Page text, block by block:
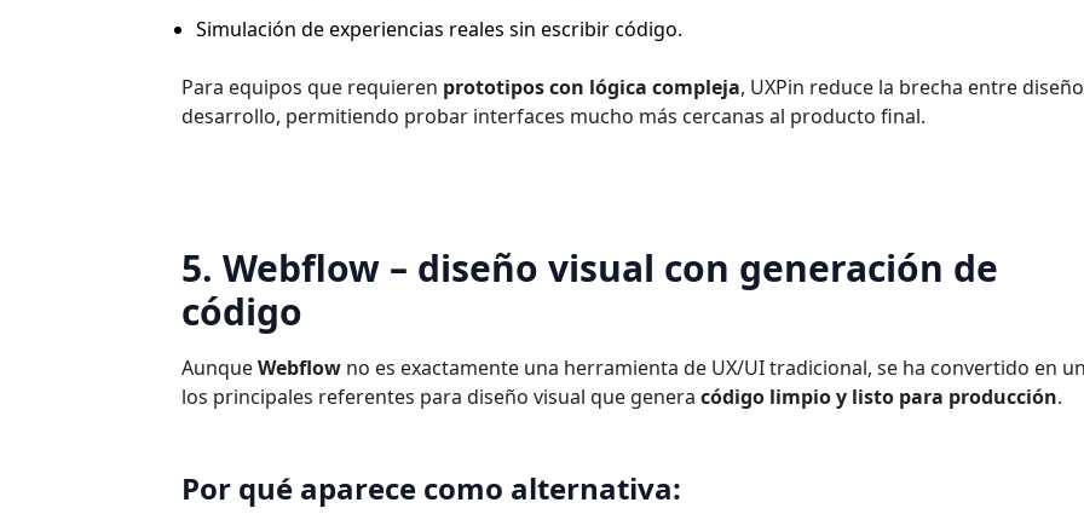
Simulación de experiencias reales sin escribir código.
Para equipos que requieren prototipos con lógica compleja, UXPin reduce la brecha entre
desarrollo, permitiendo probar interfaces mucho más cercanas al producto final.
5. Webflow – diseño visual con generación de
código
AunqueWebflow no es exactamente una herramienta de UX/UI tradicional, se ha convertido en
los principales referentes para diseño visual que generacódigo limpio y listo para producción.
Por qué aparece como alternativa: